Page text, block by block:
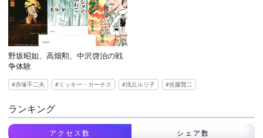
野坂昭如、高畑勲、中沢啓治の戦
争体験
赤塚不二夫 ミッキー・カーチス 浅丘ルリ子 佐藤賢二
ランキング
アクセス数 シェア数